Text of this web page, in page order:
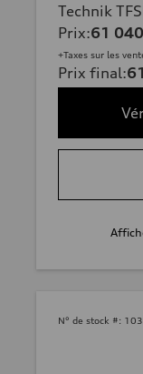
Technik
Prix:61
+Taxes sur les
Prix final:
N° de stock #: